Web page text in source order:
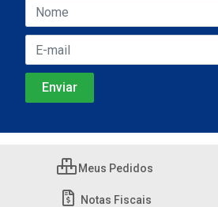
Meus Pedidos
Notas Fiscais